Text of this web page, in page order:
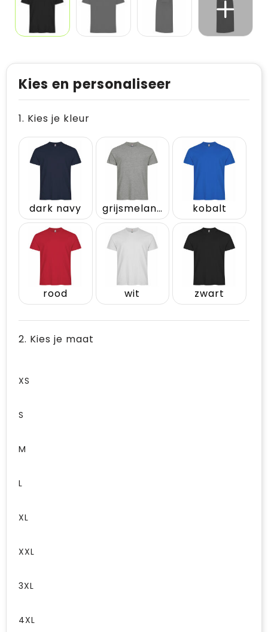
Kies en personaliseer
1. Kies je kleur
dark navy grijsmelange kobalt
rood wit zwart
2. Kies je maat
XS
S
M
L
XL
XXL
3XL
4XL